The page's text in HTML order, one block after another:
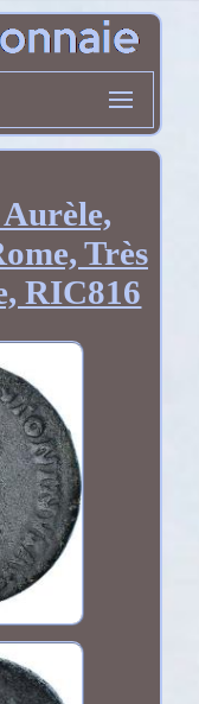
Très
RIC816